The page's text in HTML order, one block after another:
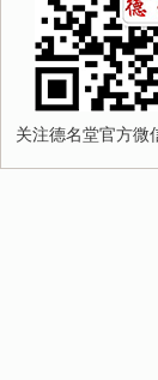
关注德名堂官方微